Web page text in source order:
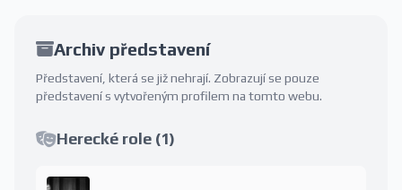
Archiv představení
Představení, která se již nehrají. Zobrazují se pouze
představení s vytvořeným profilem na tomto webu.
Herecké role (1)